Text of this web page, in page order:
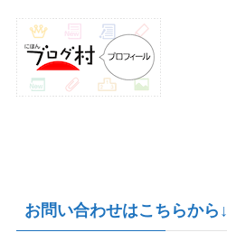
お問い合わせはこちらから↓